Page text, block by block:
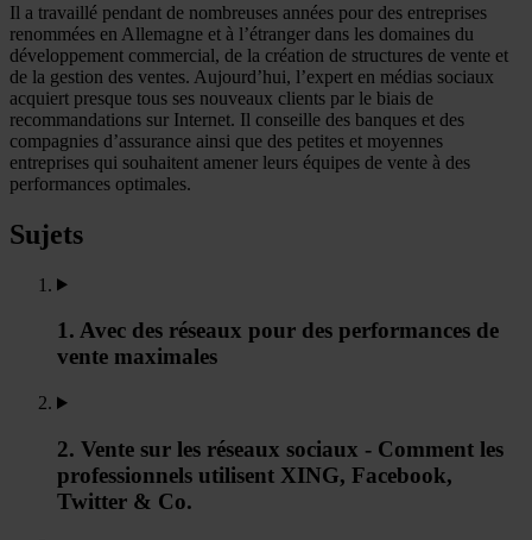
Il a travaillé pendant de nombreuses années pour des entreprises
renommées en Allemagne et à l’étranger dans les domaines du
développement commercial, de la création de structures de vente et
de la gestion des ventes. Aujourd’hui, l’expert en médias sociaux
acquiert presque tous ses nouveaux clients par le biais de
recommandations sur Internet. Il conseille des banques et des
compagnies d’assurance ainsi que des petites et moyennes
entreprises qui souhaitent amener leurs équipes de vente à des
performances optimales.
Sujets
1. Avec des réseaux pour des performances de
vente maximales
2. Vente sur les réseaux sociaux - Comment les
professionnels utilisent XING, Facebook,
Twitter & Co.